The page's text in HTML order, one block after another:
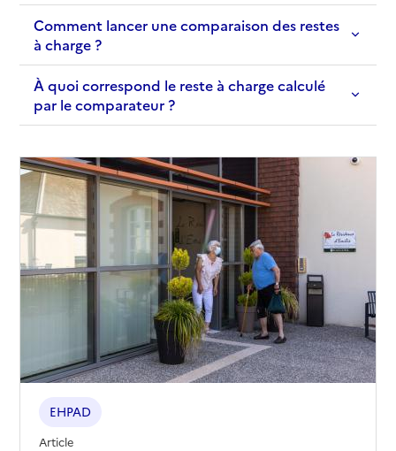
Comment lancer une comparaison des restes
à charge ?
À quoi correspond le reste à charge calculé
par le comparateur ?
EHPAD
Article